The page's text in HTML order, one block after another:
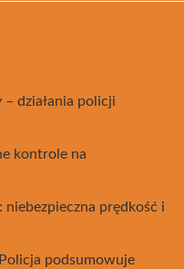
– działania policji
kontrole na
prędkość i
podsumowuje